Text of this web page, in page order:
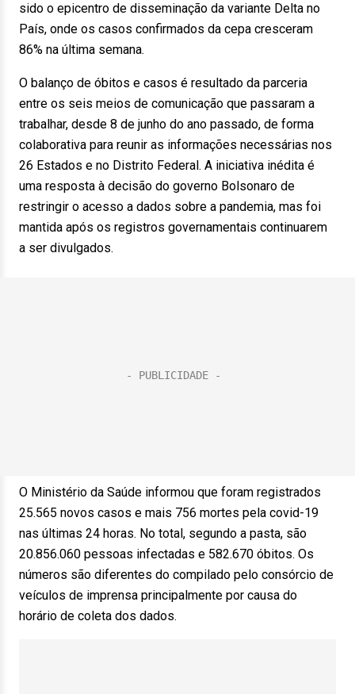
sido o epicentro de disseminação da variante Delta no
País, onde os casos confirmados da cepa cresceram
86% na última semana.
O balanço de óbitos e casos é resultado da parceria
entre os seis meios de comunicação que passaram a
trabalhar, desde 8 de junho do ano passado, de forma
colaborativa para reunir as informações necessárias nos
26 Estados e no Distrito Federal. A iniciativa inédita é
uma resposta à decisão do governo Bolsonaro de
restringir o acesso a dados sobre a pandemia, mas foi
mantida após os registros governamentais continuarem
a ser divulgados.
O Ministério da Saúde informou que foram registrados
25.565 novos casos e mais 756 mortes pela covid-19
nas últimas 24 horas. No total, segundo a pasta, são
20.856.060 pessoas infectadas e 582.670 óbitos. Os
números são diferentes do compilado pelo consórcio de
veículos de imprensa principalmente por causa do
horário de coleta dos dados.